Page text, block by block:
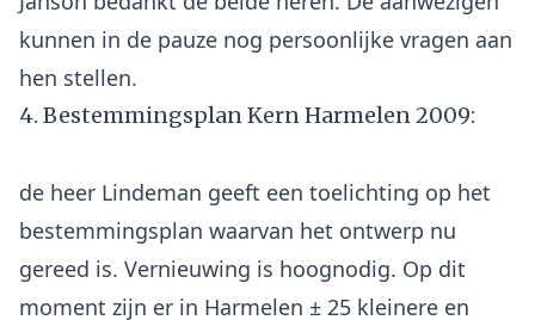
kunnen in de pauze nog persoonlijke vragen aan
4. Bestemmingsplan Kern Harmelen 2009:
de heer Lindeman geeft een toelichting op het
bestemmingsplan waarvan het ontwerp nu
gereed is. Vernieuwing is hoognodig. Op dit
moment zijn er in Harmelen ± 25 kleinere en